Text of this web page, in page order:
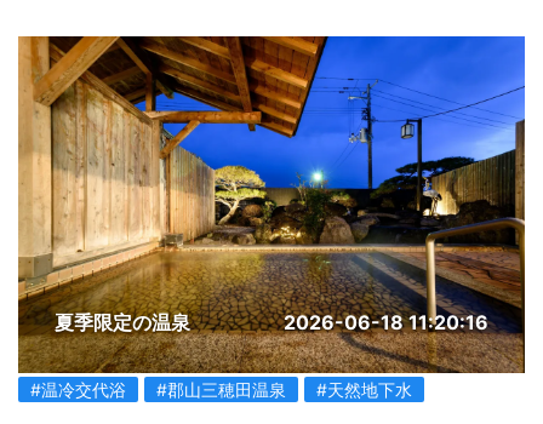
夏季限定の温泉 2026-06-18 11:20:16
#温冷交代浴 #郡山三穂田温泉 #天然地下水